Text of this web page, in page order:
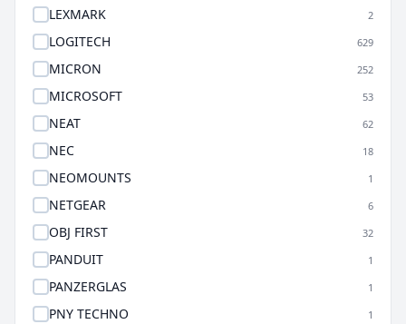
LEXMARK 2
LOGITECH 629
MICRON 252
MICROSOFT 53
NEAT 62
NEC 18
NEOMOUNTS 1
NETGEAR 6
OBJ FIRST 32
PANDUIT 1
PANZERGLAS 1
PNY TECHNO 1